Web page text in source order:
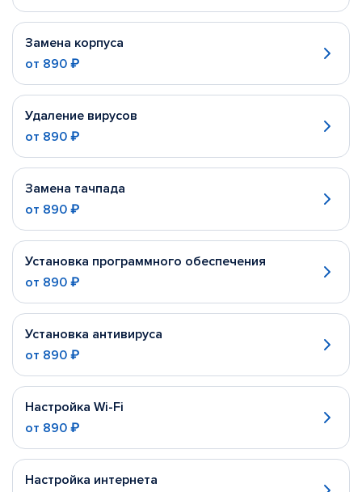
Замена корпуса
от 890 ₽
Удаление вирусов
от 890 ₽
Замена тачпада
от 890 ₽
Установка программного обеспечения
от 890 ₽
Установка антивируса
от 890 ₽
Настройка Wi-Fi
от 890 ₽
Настройка интернета